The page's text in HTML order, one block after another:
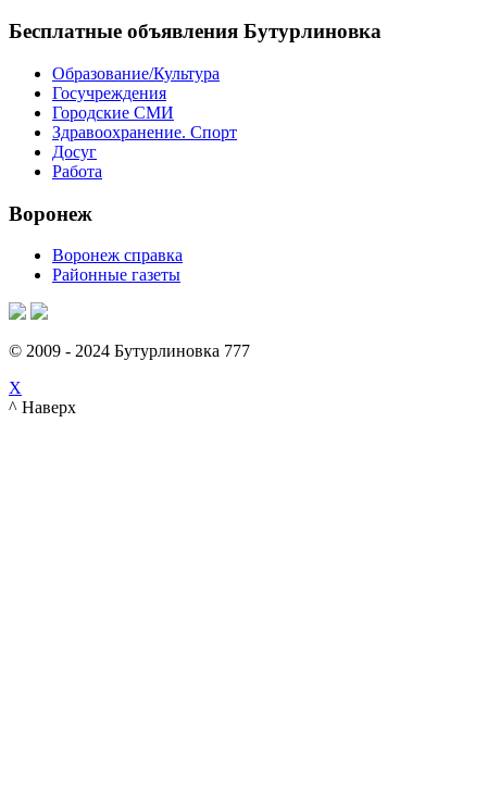
Бесплатные объявления Бутурлиновка
Образование/Культура
Госучреждения
Городские СМИ
Здравоохранение. Спорт
Досуг
Работа
Воронеж
Воронеж справка
Районные газеты
© 2009 - 2024 Бутурлиновка 777
X
^ Наверх